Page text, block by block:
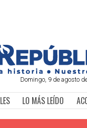
Domingo, 9 de agosto
LO MÁS LEÍDO